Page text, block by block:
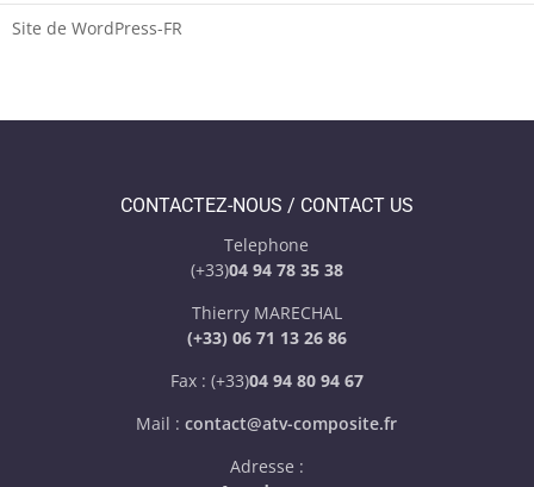
Site de WordPress-FR
CONTACTEZ-NOUS / CONTACT US
Telephone
(+33)04 94 78 35 38
Thierry MARECHAL
(+33) 06 71 13 26 86
Fax : (+33)04 94 80 94 67
Mail :contact@atv-composite.fr
Adresse :